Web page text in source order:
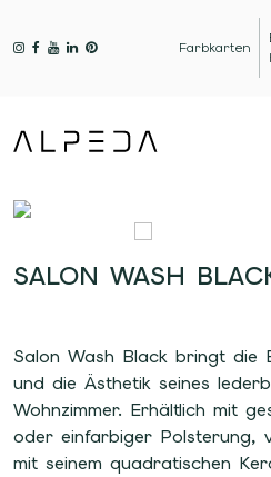
Farbkarten
SALON WASH
Salon Wash Black bringt die
und die Ästhetik seines
Wohnzimmer. Erhältlich mit
oder einfarbiger Polsterung,
mit seinem quadratischen